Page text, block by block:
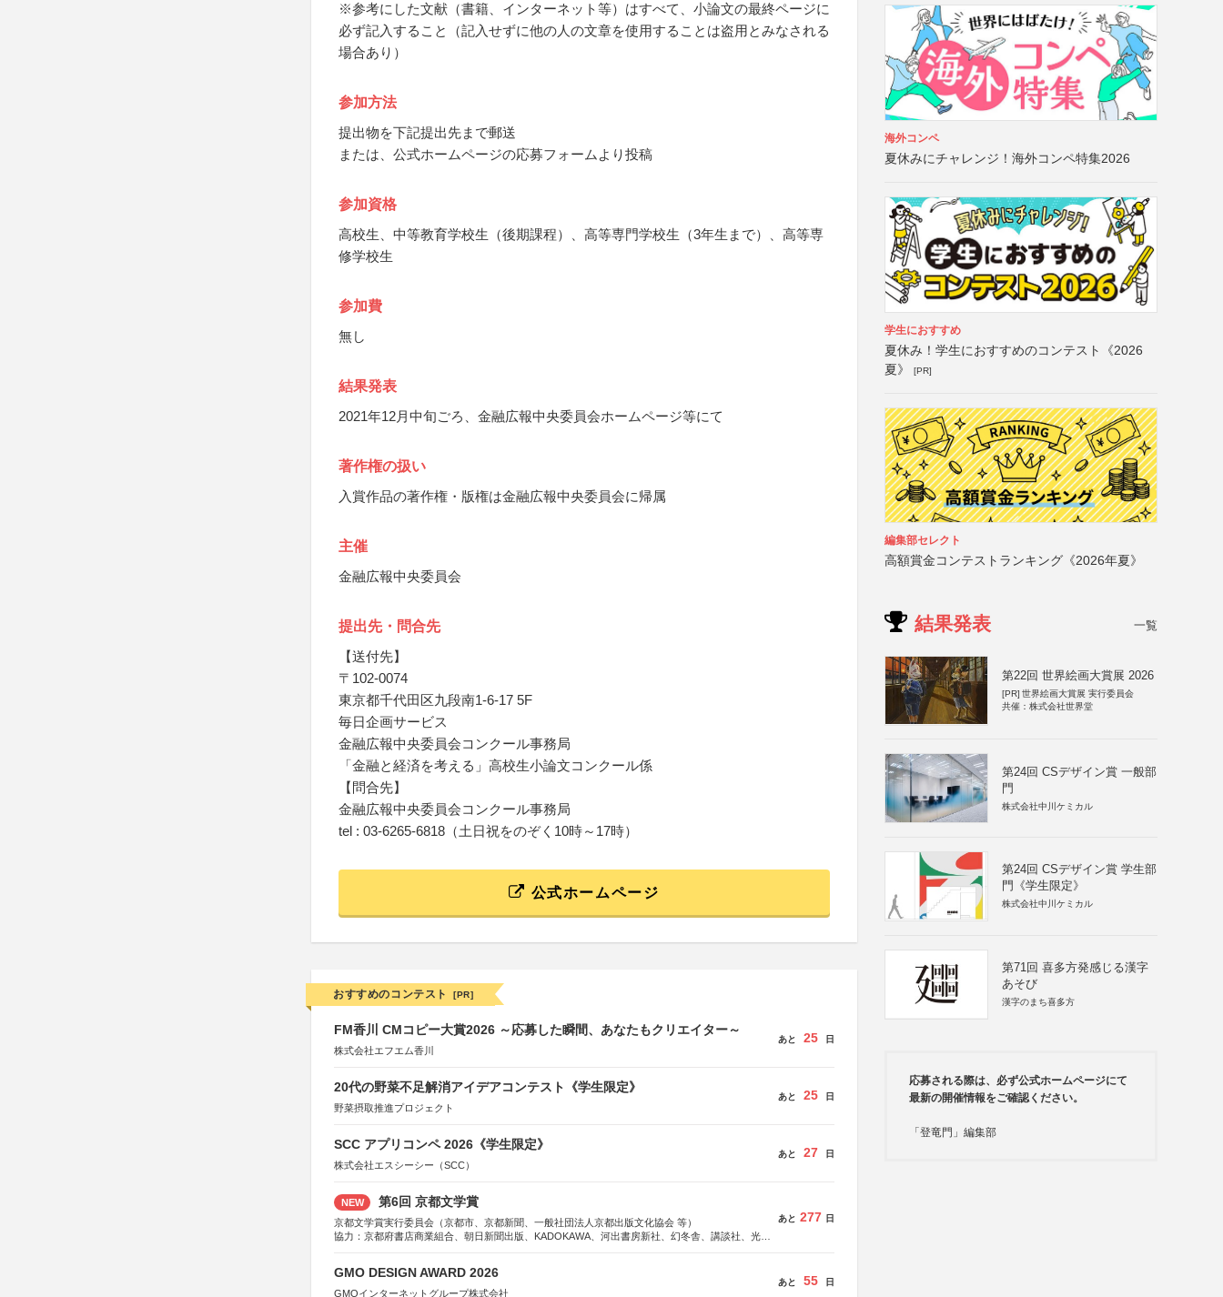
※参考にした文献（書籍、インターネット等）はすべて、小論文の最終ページに
必ず記入すること（記入せずに他の人の文章を使用することは盗用とみなされる
場合あり）
参加方法
提出物を下記提出先まで郵送
または、公式ホームページの応募フォームより投稿
参加資格
高校生、中等教育学校生（後期課程）、高等専門学校生（3年生まで）、高等専
修学校生
参加費
無し
結果発表
2021年12月中旬ごろ、金融広報中央委員会ホームページ等にて
著作権の扱い
入賞作品の著作権・版権は金融広報中央委員会に帰属
主催
金融広報中央委員会
提出先・問合先
【送付先】
〒102-0074
東京都千代田区九段南1-6-17 5F
毎日企画サービス
金融広報中央委員会コンクール事務局
「金融と経済を考える」高校生小論文コンクール係
【問合先】
金融広報中央委員会コンクール事務局
tel : 03-6265-6818（土日祝をのぞく10時～17時）
公式ホームページ
おすすめのコンテスト [PR]
FM香川 CMコピー大賞2026 ～応募した瞬間、あなたもクリエイター～
株式会社エフエム香川
あと 25 日
20代の野菜不足解消アイデアコンテスト《学生限定》
野菜摂取推進プロジェクト
あと 25 日
SCC アプリコンペ 2026《学生限定》
株式会社エスシーシー（SCC）
あと 27 日
NEW 第6回 京都文学賞
京都文学賞実行委員会（京都市、京都新聞、一般社団法人京都出版文化協会 等）
協力：京都府書店商業組合、朝日新聞出版、KADOKAWA、河出書房新社、幻冬舎、講談社、光文
あと 277 日
GMO DESIGN AWARD 2026
GMOインターネットグループ株式会社
あと 55 日
海外コンペ
夏休みにチャレンジ！海外コンペ特集2026
学生におすすめ
夏休み！学生におすすめのコンテスト《2026
夏》
[PR]
編集部セレクト
高額賞金コンテストランキング《2026年夏》
結果発表 一覧
第22回 世界絵画大賞展 2026
[PR] 世界絵画大賞展 実行委員会
共催：株式会社世界堂
第24回 CSデザイン賞 一般部
門
株式会社中川ケミカル
第24回 CSデザイン賞 学生部
門《学生限定》
株式会社中川ケミカル
第71回 喜多方発感じる漢字
あそび
漢字のまち喜多方
応募される際は、必ず公式ホームページにて
最新の開催情報をご確認ください。
「登竜門」編集部